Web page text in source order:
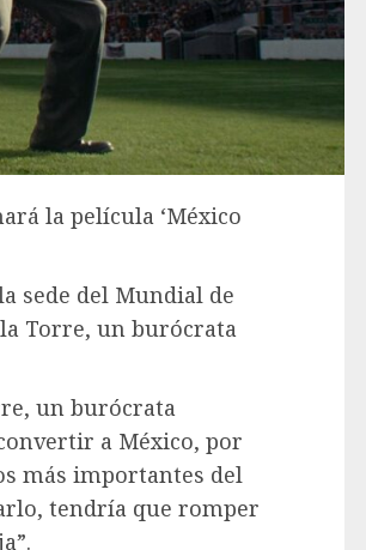
la película ‘México
sede del Mundial de
Torre, un burócrata
un burócrata
a México, por
más importantes del
tendría que romper